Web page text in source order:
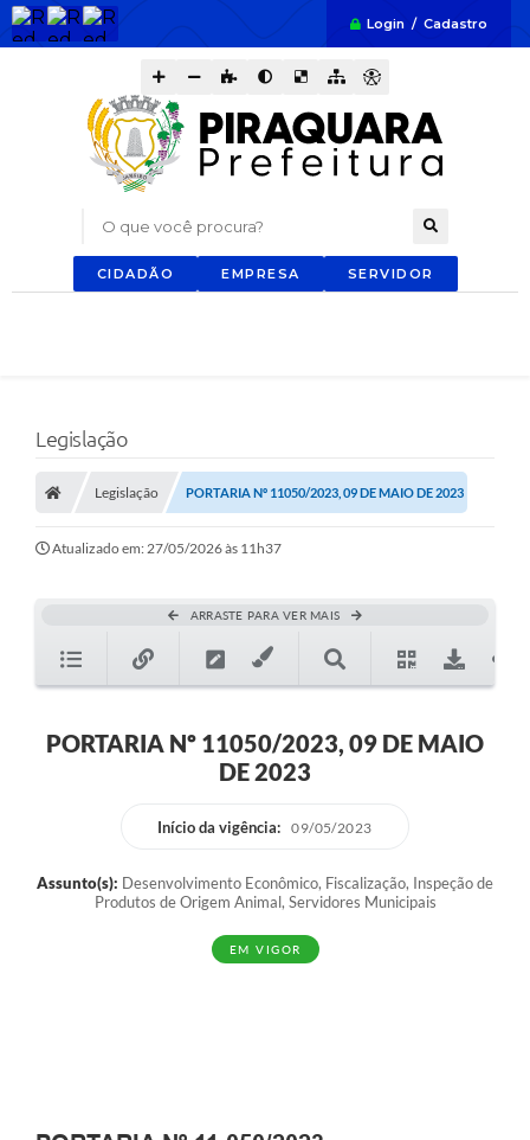
Login / Cadastro
O que você procura?
CIDADÃO EMPRESA SERVIDOR
Legislação
Legislação PORTARIA Nº 11050/2023, 09 DE MAIO DE 2023
Atualizado em: 27/05/2026 às 11h37
ARRASTE PARA VER MAIS
PORTARIA Nº 11050/2023, 09 DE MAIO
DE 2023
Início da vigência: 09/05/2023
Assunto(s): Desenvolvimento Econômico, Fiscalização, Inspeção de
Produtos de Origem Animal, Servidores Municipais
EM VIGOR